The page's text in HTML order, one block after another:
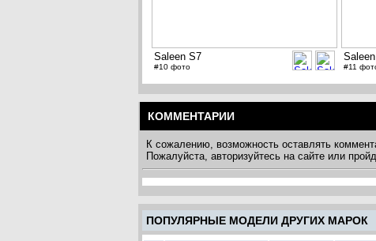
Saleen S7
#10 фото #11
КОММЕНТАРИИ
К сожалению, возможность оставлять
Пожалуйста, авторизуйтесь на сайте или
ПОПУЛЯРНЫЕ МОДЕЛИ ДРУГИХ МАРОК